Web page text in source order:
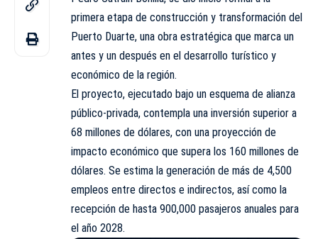
primera etapa de construcción y transformación del
Puerto Duarte, una obra estratégica que marca un
antes y un después en el desarrollo turístico y
económico de la región.
El proyecto, ejecutado bajo un esquema de alianza
público-privada, contempla una inversión superior a
68 millones de dólares, con una proyección de
impacto económico que supera los 160 millones de
dólares. Se estima la generación de más de 4,500
empleos entre directos e indirectos, así como la
recepción de hasta 900,000 pasajeros anuales para
el año 2028.